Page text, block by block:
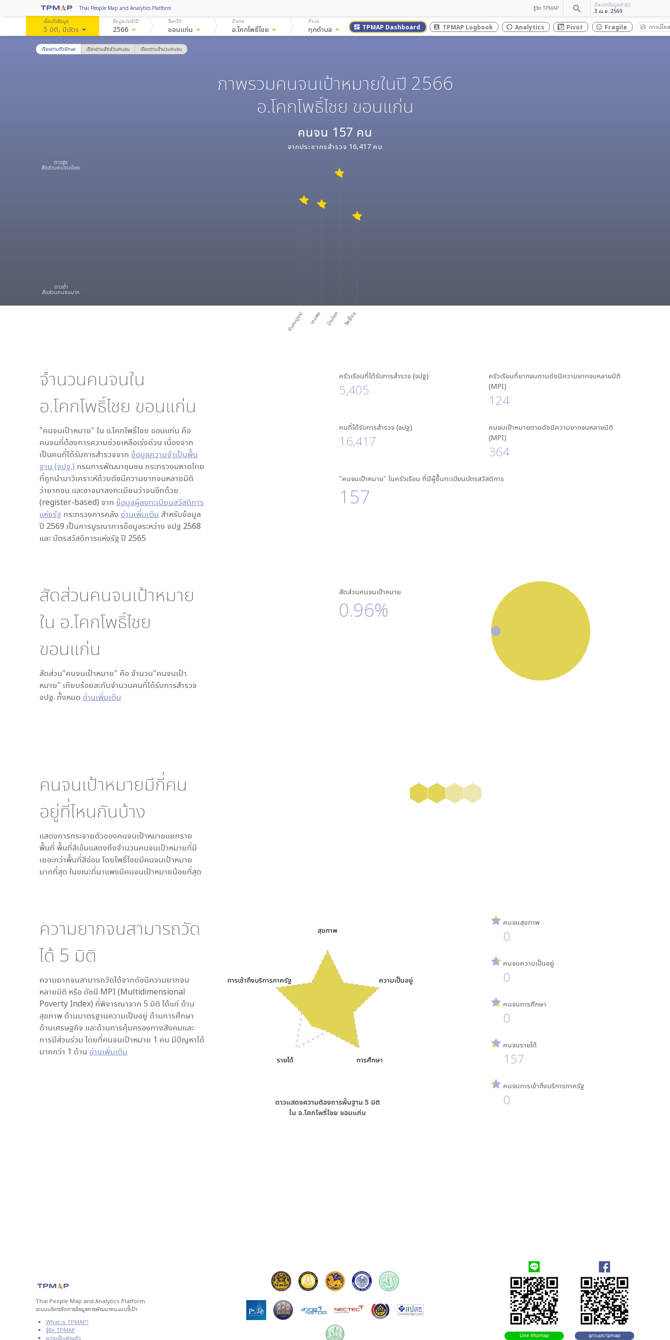
Thai People Map and Analytics Platform รู้จัก TPMAP search
อัพเดทข้อมูลล่าสุด
3 เม.ย. 2569
เงื่อนไขข้อมูล
5 มิติ, มีบัตรarrow_drop_down
ข้อมูลประจำปี
2566 arrow_drop_down
จังหวัด
ขอนแก่น arrow_drop_down
อำเภอ
อ.โคกโพธิ์ไชย arrow_drop_down
ตำบล
ทุกตำบล arrow_drop_down dashboard TPMAP Dashboard account_box TPMAP Logbook donut_large Analytics Pivot sentiment_dissatisfied Fragile ดาวน์โห
เรียงตามตัวอักษร เรียงตามสัดส่วนคนจน เรียงตามจำนวนคนจน
ภาพรวมคนจนเป้าหมายในปี 2566
อ.โคกโพธิ์ไชย ขอนแก่น
คนจน 157 คน
จากประชากรสำรวจ 16,417 คน
ซับสมบูรณ์ นาแพง บ้านโคก โพธิ์ไชย
ดาวสูง
สัดส่วนคนจนน้อย
ดาวต่ำ
สัดส่วนคนจนมาก
จำนวนคนจนใน
อ.โคกโพธิ์ไชย ขอนแก่น
"คนจนเป้าหมาย" ใน อ.โคกโพธิ์ไชย ขอนแก่น คือ
คนจนที่ต้องการความช่วยเหลือเร่งด่วน เนื่องจาก
เป็นคนที่ได้รับการสำรวจจาก ข้อมูลความจำเป็นพื้น
ฐาน (จปฐ.) กรมการพัฒนาชุมชน กระทรวงมหาดไทย
ที่ถูกนำมาวิเคราะห์ด้วยดัชนีความยากจนหลายมิติ
ว่ายากจน และอาจมาลงทะเบียนว่าจนอีกด้วย
(register-based) จาก ข้อมูลผู้ลงทะเบียนสวัสดิการ
แห่งรัฐ กระทรวงการคลัง อ่านเพิ่มเติม สำหรับข้อมูล
ปี 2569 เป็นการบูรณาการข้อมูลระหว่าง จปฐ 2568
และ บัตรสวัสดิการแห่งรัฐ ปี 2565
ครัวเรือนที่ได้รับการสำรวจ (จปฐ)
5,405
ครัวเรือนที่ยากจนตามดัชนีความยากจนหลายมิติ
(MPI)
124
คนที่ได้รับการสำรวจ (จปฐ)
16,417
คนจนเป้าหมายตามดัชนีความยากจนหลายมิติ
(MPI)
364
"คนจนเป้าหมาย" ในครัวเรือน ที่มีผู้ขึ้นทะเบียนบัตรสวัสดิการ
157
สัดส่วนคนจนเป้าหมาย
ใน อ.โคกโพธิ์ไชย
ขอนแก่น
สัดส่วน"คนจนเป้าหมาย" คือ จำนวน"คนจนเป้า
หมาย" เทียบร้อยละกับจำนวนคนที่ได้รับการสำรวจ
จปฐ. ทั้งหมด อ่านเพิ่มเติม
สัดส่วนคนจนเป้าหมาย
0.96%
คนจนเป้าหมายมีกี่คน
อยู่ที่ไหนกันบ้าง
แสดงการกระจายตัวของคนจนเป้าหมายแยกราย
พื้นที่ พื้นที่สีเข้มแสดงถึงจำนวนคนจนเป้าหมายที่มี
เยอะกว่าพื้นที่สีอ่อน โดยโพธิ์ไชยมีคนจนเป้าหมาย
มากที่สุด ในขณะที่นาแพงมีคนจนเป้าหมายน้อยที่สุด
ความยากจนสามารถวัด
ได้ 5 มิติ
ความยากจนสามารถวัดได้จากดัชนีความยากจน
หลายมิติ หรือ ดัชนี MPI (Multidimensional
Poverty Index) ที่พิจารณาจาก 5 มิติ ได้แก่ ด้าน
สุขภาพ ด้านมาตรฐานความเป็นอยู่ ด้านการศึกษา
ด้านเศรษฐกิจ และด้านการคุ้มครองทางสังคมและ
การมีส่วนร่วม โดยที่คนจนเป้าหมาย 1 คน มีปัญหาได้
มากกว่า 1 ด้าน อ่านเพิ่มเติม
สุขภาพ
ความเป็นอยู่
การศึกษา
รายได้
การเข้าถึงบริการภาครัฐ
ดาวแสดงความต้องการพื้นฐาน 5 มิติ
ใน อ.โคกโพธิ์ไชย ขอนแก่น
คนจนสุขภาพ
0
คนจนความเป็นอยู่
0
คนจนการศึกษา
0
คนจนรายได้
157
คนจนการเข้าถึงบริการภาครัฐ
0
Thai People Map and Analytics Platform
ระบบบริหารจัดการข้อมูลการพัฒนาคนแบบชี้เป้า
What is TPMAP?
รู้จัก TPMAP
ความเป็นส่วนตัว